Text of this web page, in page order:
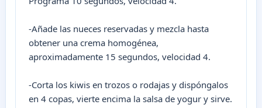
-Añade las nueces reservadas y mezcla hasta
obtener una crema homogénea,
aproximadamente 15 segundos, velocidad 4.
-Corta los kiwis en trozos o rodajas y dispóngalos
en 4 copas, vierte encima la salsa de yogur y sirve.